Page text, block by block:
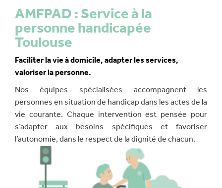
AMFPAD : Service à la
personne handicapée
Toulouse
Faciliter la vie à domicile, adapter les services,
valoriser la personne.
Nos équipes spécialisées accompagnent les
personnes en situation de handicap dans les actes de la
vie courante. Chaque intervention est pensée pour
s’adapter aux besoins spécifiques et favoriser
l’autonomie, dans le respect de la dignité de chacun.